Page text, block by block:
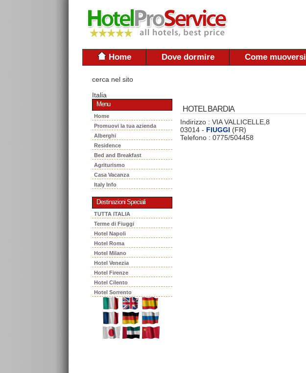
Home Dove dormire Come muoversi
cerca nel sito
Italia
Menu
Home
Promuovi la tua azienda
Alberghi
Residence
Bed and Breakfast
Agriturismo
Casa Vacanza
Italy Info
Destinazioni Speciali
TUTTA ITALIA
Terme di Fiuggi
Hotel Napoli
Hotel Roma
Hotel Milano
Hotel Venezia
Hotel Firenze
Hotel Cilento
Hotel Sorrento
HOTEL BARDIA
Indirizzo : VIA VALLICELLE,8
03014 - FIUGGI (FR)
Telefono : 0775/504458